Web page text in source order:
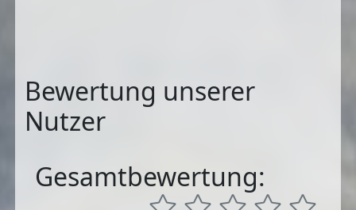
Bewertung unserer
Nutzer
Gesamtbewertung: